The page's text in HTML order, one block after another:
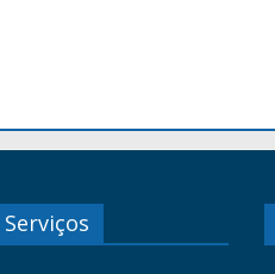
Serviços